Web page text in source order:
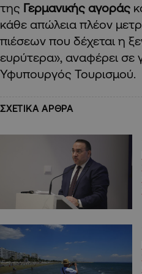
της Γερμανικής αγοράς
κάθε απώλεια πλέον
πιέσεων που δέχεται η
ευρύτερα», αναφέρει
Υφυπουργός Τουρισμού.
ΣΧΕΤΙΚΑ ΑΡΘΡΑ